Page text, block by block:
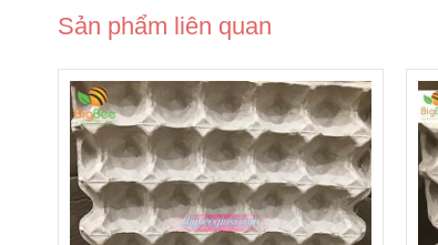
Kiểu dáng: Hộp chữ nhật nắp gập gài
Màu sắc: màu nâu giấy carton tự nhiên.
Đóng gói: 190 cái/ kiện.
Sản phẩm liên quan